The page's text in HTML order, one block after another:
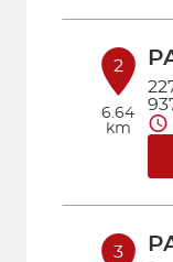
2
6.64
km
3